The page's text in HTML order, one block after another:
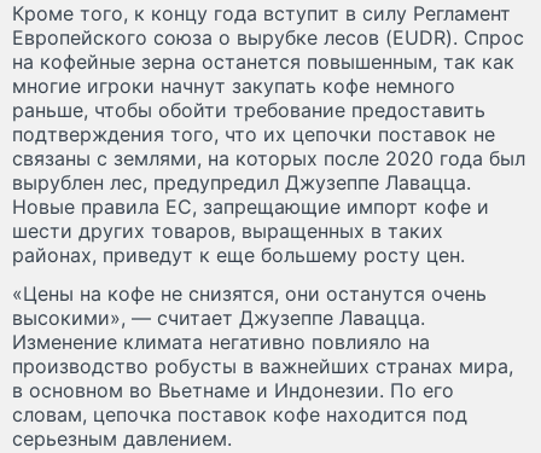
Кроме того, к концу года вступит в силу Регламент
Европейского союза о вырубке лесов (EUDR). Спрос
на кофейные зерна останется повышенным, так как
многие игроки начнут закупать кофе немного
раньше, чтобы обойти требование предоставить
подтверждения того, что их цепочки поставок не
связаны с землями, на которых после 2020 года был
вырублен лес, предупредил Джузеппе Лавацца.
Новые правила ЕС, запрещающие импорт кофе и
шести других товаров, выращенных в таких
районах, приведут к еще большему росту цен.
«Цены на кофе не снизятся, они останутся очень
высокими», — считает Джузеппе Лавацца.
Изменение климата негативно повлияло на
производство робусты в важнейших странах мира,
в основном во Вьетнаме и Индонезии. По его
словам, цепочка поставок кофе находится под
серьезным давлением.